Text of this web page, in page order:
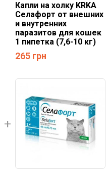
Капли на холку KRKA
Селафорт от внешних
и внутренних
паразитов для кошек
1 пипетка (7,6-10 кг)
265 грн